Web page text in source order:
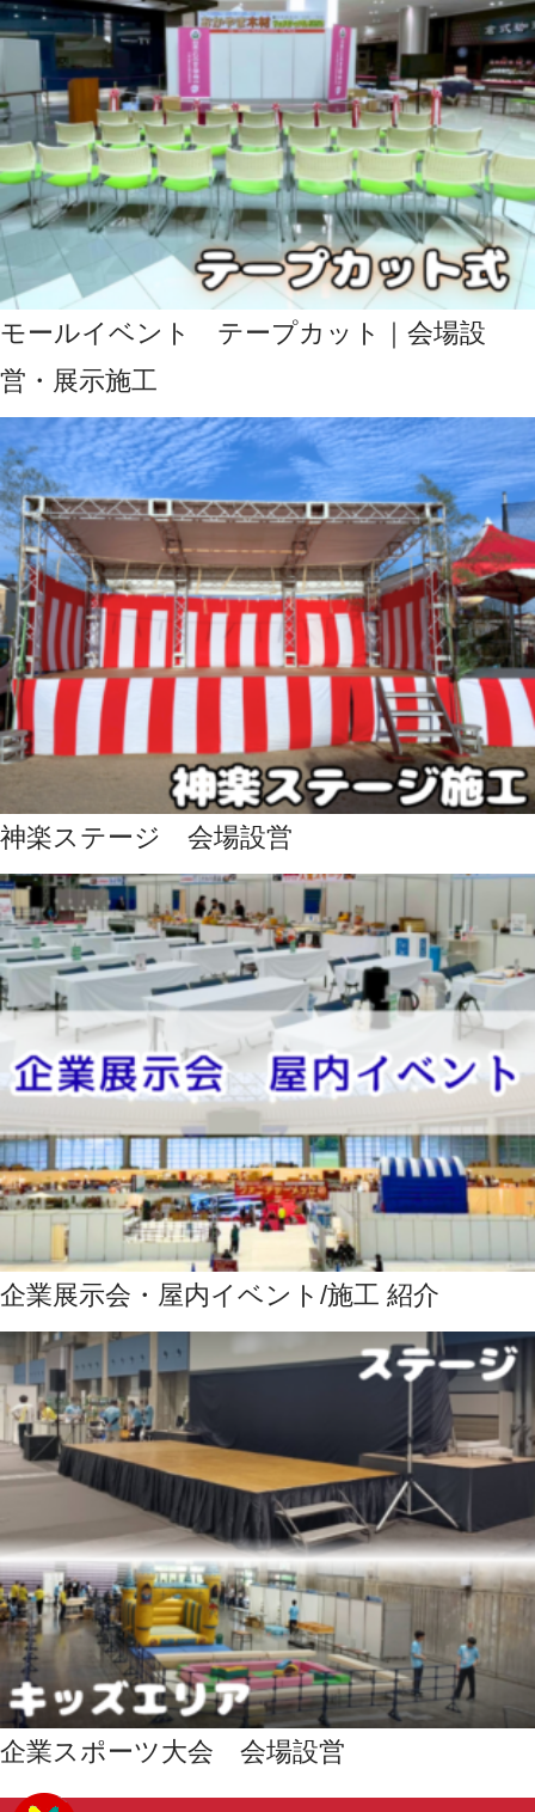
モールイベント テープカット｜会場設
営・展示施工
神楽ステージ 会場設営
企業展示会・屋内イベント/施工 紹介
企業スポーツ大会 会場設営